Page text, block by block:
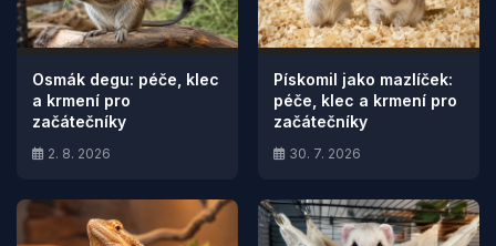
Osmák degu: péče, klec
a krmení pro
začátečníky
2. 8. 2026
Pískomil jako mazlíček:
péče, klec a krmení pro
začátečníky
30. 7. 2026